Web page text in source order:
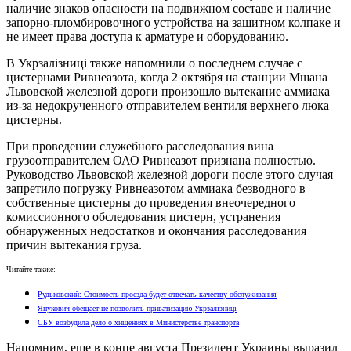
наличие знаков опасности на подвижном составе и наличие
запорно-пломбировочного устройства на защитном колпаке и
не имеет права доступа к арматуре и оборудованию.
В Укрзалізниці также напомнили о последнем случае с
цистернами Ривнеазота, когда 2 октября на станции Мшана
Львовской железной дороги произошло вытекание аммиака
из-за недокрученного отправителем вентиля верхнего люка
цистерны.
При проведении служебного расследования вина
грузоотправителем ОАО Ривнеазот признана полностью.
Руководство Львовской железной дороги после этого случая
запретило погрузку Ривнеазотом аммиака безводного в
собственные цистерны до проведения внеочередного
комиссионного обследования цистерн, устранения
обнаруженных недостатков и окончания расследования
причин вытекания груза.
Читайте также:
Рудьковский: Стоимость проезда будет отвечать качеству обслуживания
Янукович обещает не позволить приватизацию Укрзалізниці
СБУ возбудила дело о хищениях в Министерстве транспорта
Напомним, еще в конце августа Президент Украины выразил